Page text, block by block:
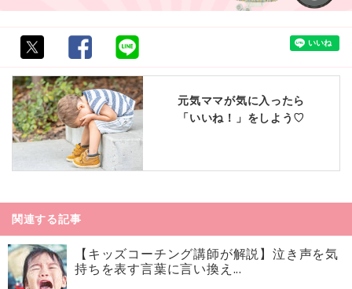
元気ママが気に入ったら
「いいね！」をしよう♡
関連する記事
【キッズコーチング講師が解説】泣き声を気
持ちを表す言葉に言い換え...